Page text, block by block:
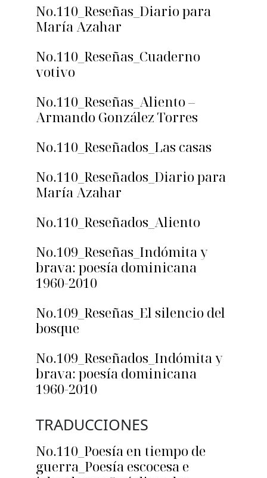
No.110_Reseñas_Diario para
María Azahar
No.110_Reseñas_Cuaderno
votivo
No.110_Reseñas_Aliento –
Armando González Torres
No.110_Reseñados_Las casas
No.110_Reseñados_Diario para
María Azahar
No.110_Reseñados_Aliento
No.109_Reseñas_Indómita y
brava: poesía dominicana
1960-2010
No.109_Reseñas_El silencio del
bosque
No.109_Reseñados_Indómita y
brava: poesía dominicana
1960-2010
TRADUCCIONES
No.110_Poesía en tiempo de
guerra_Poesía escocesa e